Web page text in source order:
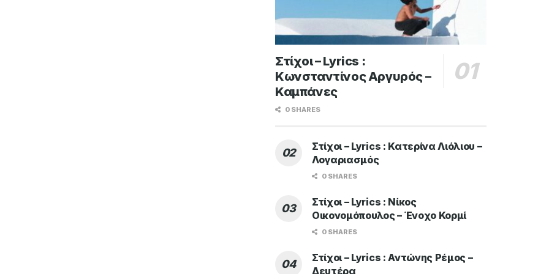
Στίχοι – Lyrics :
Κωνσταντίνος Αργυρός –
Καμπάνες
0 SHARES
Στίχοι – Lyrics : Κατερίνα Λιόλιου –
Λογαριασμός
0 SHARES
Στίχοι – Lyrics : Νίκος
Οικονομόπουλος – Ένοχο Κορμί
0 SHARES
Στίχοι – Lyrics : Αντώνης Ρέμος –
Δευτέρα